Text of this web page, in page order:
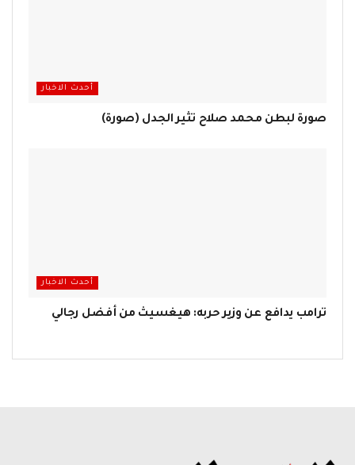
أحدث الاخبار
صورة لبطن محمد صلاح تثير الجدل (صورة)
أحدث الاخبار
ترامب يدافع عن وزير حربه: هيغسيث من أفضل رجالي